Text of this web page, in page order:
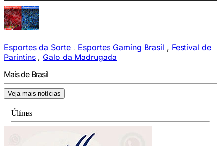
Esportes da Sorte , Esportes Gaming Brasil , Festival de
Parintins , Galo da Madrugada
Mais de Brasil
Veja mais notícias
Últimas